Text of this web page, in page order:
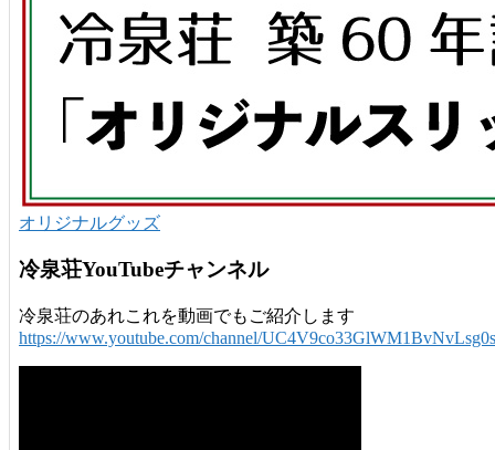
オリジナルグッズ
冷泉荘YouTubeチャンネル
冷泉荘のあれこれを動画でもご紹介します
https://www.youtube.com/channel/